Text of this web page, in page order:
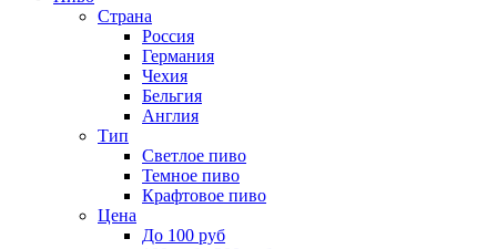
Страна
Россия
Германия
Чехия
Бельгия
Англия
Тип
Светлое пиво
Темное пиво
Крафтовое пиво
Цена
До 100 руб